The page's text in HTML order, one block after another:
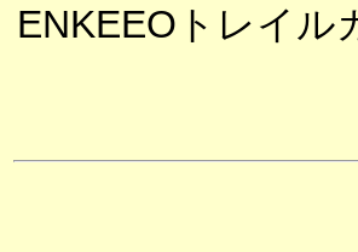
ENKEEOトレイル